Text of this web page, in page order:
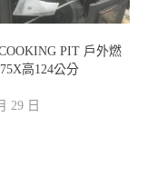
PIT 戶外燃
高124公分
29 日